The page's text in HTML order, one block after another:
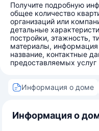
Получите подробную
общее количество
организаций или
детальные
постройки, этажность,
материалы,
название, контактные
предоставляемых услуг
Информация о доме
Информация о